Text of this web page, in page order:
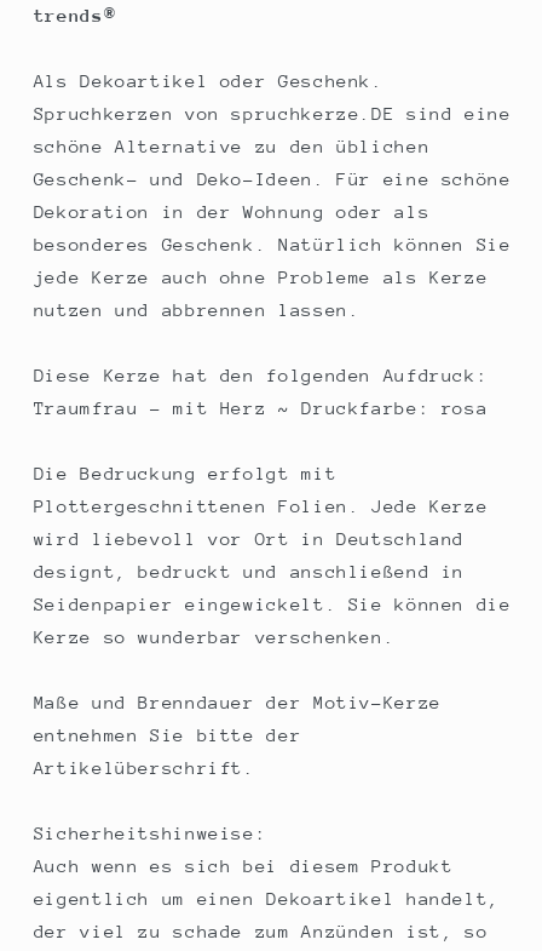
ca
Std
Std
trends®
Als Dekoartikel oder Geschenk.
Spruchkerzen von spruchkerze.DE sind eine
schöne Alternative zu den üblichen
Geschenk- und Deko-Ideen. Für eine schöne
Dekoration in der Wohnung oder als
besonderes Geschenk. Natürlich können Sie
jede Kerze auch ohne Probleme als Kerze
nutzen und abbrennen lassen.
Diese Kerze hat den folgenden Aufdruck:
Traumfrau - mit Herz ~ Druckfarbe: rosa
Die Bedruckung erfolgt mit
Plottergeschnittenen Folien. Jede Kerze
wird liebevoll vor Ort in Deutschland
designt, bedruckt und anschließend in
Seidenpapier eingewickelt. Sie können die
Kerze so wunderbar verschenken.
Maße und Brenndauer der Motiv-Kerze
entnehmen Sie bitte der
Artikelüberschrift.
Sicherheitshinweise:
Auch wenn es sich bei diesem Produkt
eigentlich um einen Dekoartikel handelt,
der viel zu schade zum Anzünden ist, so